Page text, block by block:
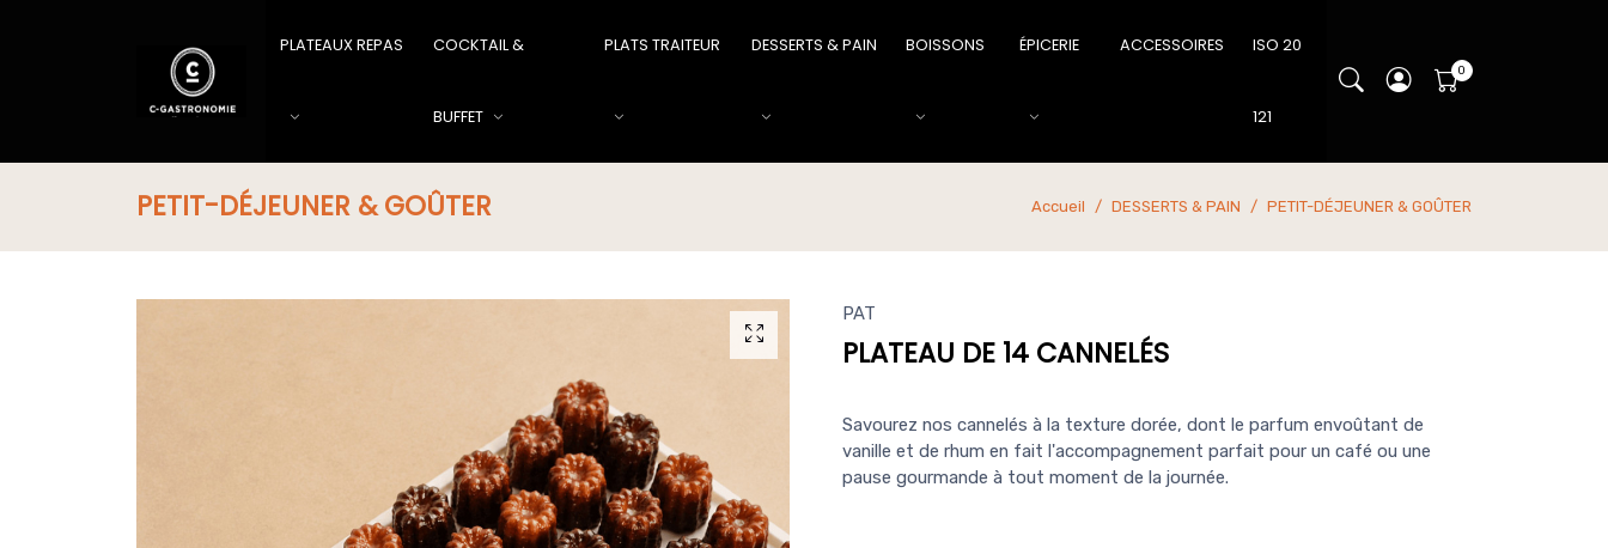
PLATEAUX REPAS COCKTAIL &
BUFFET
PLATS TRAITEUR DESSERTS & PAIN BOISSONS ÉPICERIE ACCESSOIRES ISO 20
121
PETIT-DÉJEUNER & GOÛTER Accueil DESSERTS & PAIN PETIT-DÉJEUNER & GOÛTER
PAT
PLATEAU DE 14 CANNELÉS
Savourez nos cannelés à la texture dorée, dont le parfum envoûtant de
vanille et de rhum en fait l'accompagnement parfait pour un café ou une
pause gourmande à tout moment de la journée.